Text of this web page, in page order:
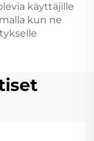
käyttäjille
kun ne